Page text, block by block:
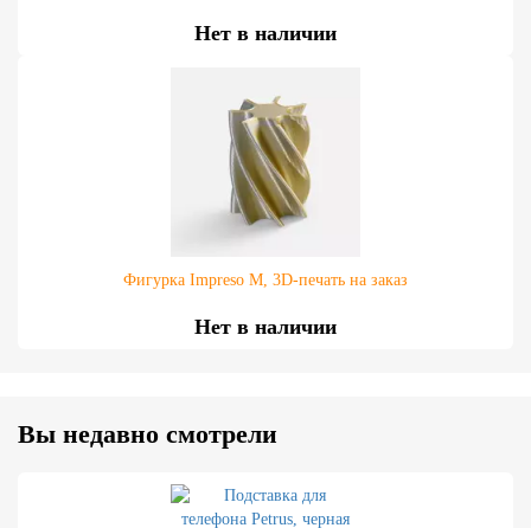
Нет в наличии
Фигурка Impreso M, 3D-печать на заказ
Нет в наличии
Вы недавно смотрели